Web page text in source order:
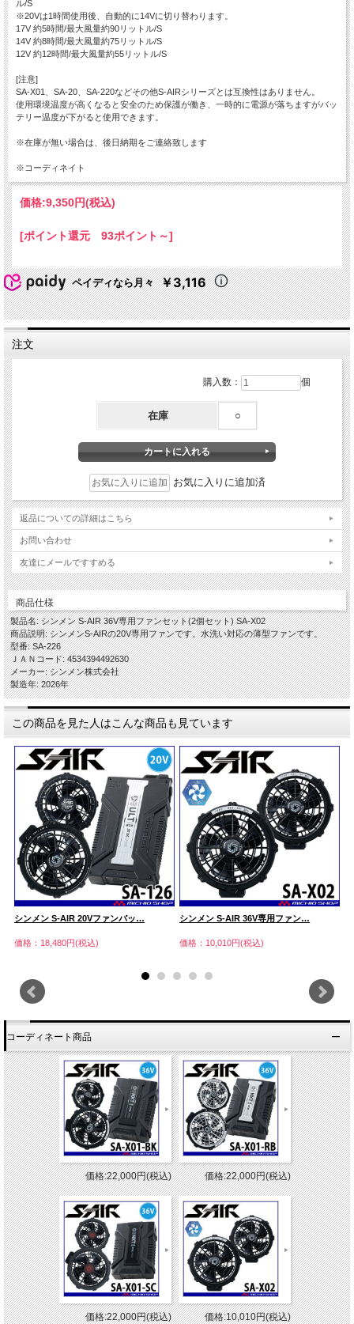
ル/S
※20Vは1時間使用後、自動的に14Vに切り替わります。
17V 約5時間/最大風量約90リットル/S
14V 約8時間/最大風量約75リットル/S
12V 約12時間/最大風量約55リットル/S
[注意]
SA-X01、SA-20、SA-220などその他S-AIRシリーズとは互換性はありません。
使用環境温度が高くなると安全のため保護が働き、一時的に電源が落ちますがバッ
テリー温度が下がると使用できます。
※在庫が無い場合は、後日納期をご連絡致します
※コーディネイト
価格:9,350円(税込)
[ポイント還元 93ポイント～]
ペイディなら月々 ￥3,116
注文
購入数： 個
在庫 ○
お気に入りに追加済
返品についての詳細はこちら
お問い合わせ
友達にメールですすめる
商品仕様
製品名: シンメン S-AIR 36V専用ファンセット(2個セット) SA-X02
商品説明: シンメンS-AIRの20V専用ファンです。水洗い対応の薄型ファンです。
型番: SA-226
ＪＡＮコード: 4534394492630
メーカー: シンメン株式会社
製造年: 2026年
この商品を見た人はこんな商品も見ています
シンメン S-AIR 20Vファンバッ…
価格：18,480円(税込)
シンメン S-AIR 36V専用ファン…
価格：10,010円(税込)
コーディネート商品
価格:22,000円(税込) 価格:22,000円(税込)
価格:22,000円(税込) 価格:10,010円(税込)